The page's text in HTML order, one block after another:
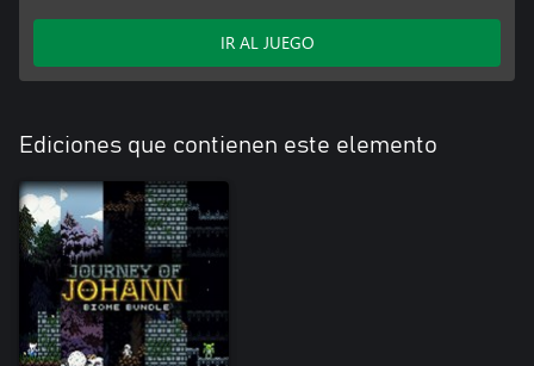
IR AL JUEGO
Ediciones que contienen este elemento